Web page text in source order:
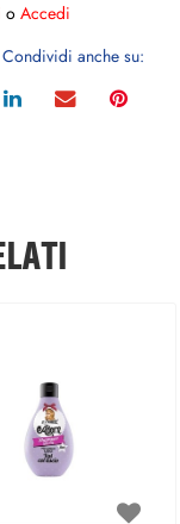
o Accedi
Condividi anche su: